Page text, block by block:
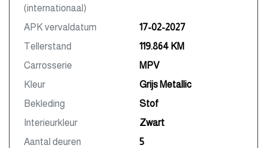
(internationaal)
APK vervaldatum
17-02-2027
Tellerstand
119.864 KM
Carrosserie
MPV
Kleur
Grijs Metallic
Bekleding
Stof
Interieurkleur
Zwart
Aantal deuren
5